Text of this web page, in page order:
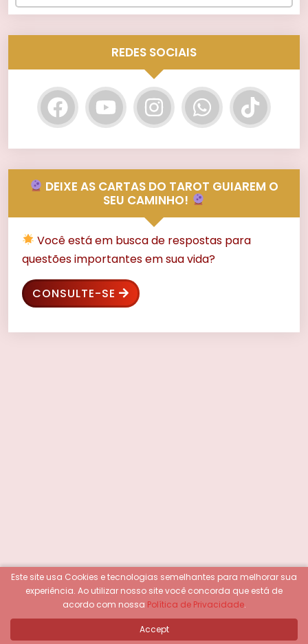
REDES SOCIAIS
DEIXE AS CARTAS DO TAROT GUIAREM O
SEU CAMINHO!
Você está em busca de respostas para
questões importantes em sua vida?
CONSULTE-SE
Este site usa Cookies e tecnologias semelhantes para melhorar sua
experiência. Ao utilizar nosso site você concorda que está de
acordo com nossa Política de Privacidade.
Accept